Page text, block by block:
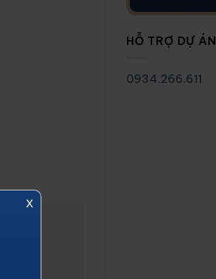
HỖ TRỢ DỰ ÁN
0934.266.611
x